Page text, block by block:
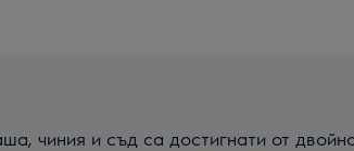
чиния и съд са достигнати от